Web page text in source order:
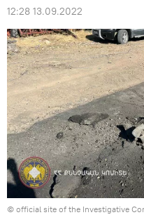
12:28 13.09.2022
© official site of the Investigative